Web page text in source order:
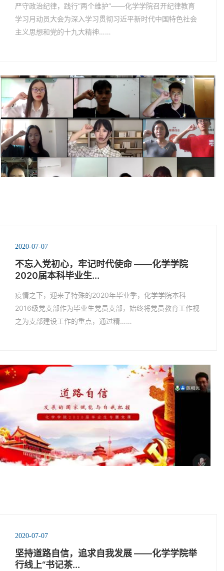
严守政治纪律，践行“两个维护”——化学学院召开纪律教育
学习月动员大会为深入学习贯彻习近平新时代中国特色社会
主义思想和党的十九大精神……
2020-07-07
不忘入党初心，牢记时代使命 ——化学学院
2020届本科毕业生...
疫情之下，迎来了特殊的2020年毕业季，化学学院本科
2016级党支部作为毕业生党员支部，始终将党员教育工作视
之为支部建设工作的重点，通过精……
2020-07-07
坚持道路自信，追求自我发展 ——化学学院举
行线上“书记茶...